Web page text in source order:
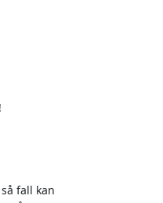
fall kan